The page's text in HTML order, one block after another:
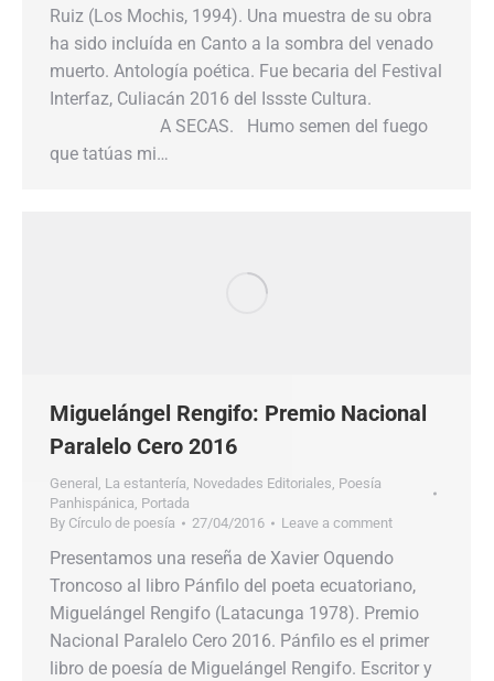
Ruiz (Los Mochis, 1994). Una muestra de su obra
ha sido incluída en Canto a la sombra del venado
muerto. Antología poética. Fue becaria del Festival
Interfaz, Culiacán 2016 del Issste Cultura.
A SECAS. Humo semen del fuego
que tatúas mi…
Miguelángel Rengifo: Premio Nacional
Paralelo Cero 2016
General , La estantería, Novedades Editoriales, Poesía
Panhispánica, Portada
By Círculo de poesía 27/04/2016 Leave a comment
Presentamos una reseña de Xavier Oquendo
Troncoso al libro Pánfilo del poeta ecuatoriano,
Miguelángel Rengifo (Latacunga 1978). Premio
Nacional Paralelo Cero 2016. Pánfilo es el primer
libro de poesía de Miguelángel Rengifo. Escritor y